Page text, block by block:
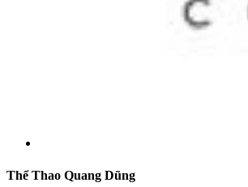
Thể Thao Quang Dũng